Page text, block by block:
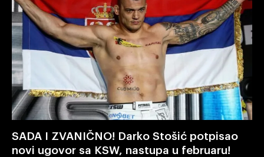
SADA I ZVANIČNO! Darko Stošić potpisao
novi ugovor sa KSW, nastupa u februaru!